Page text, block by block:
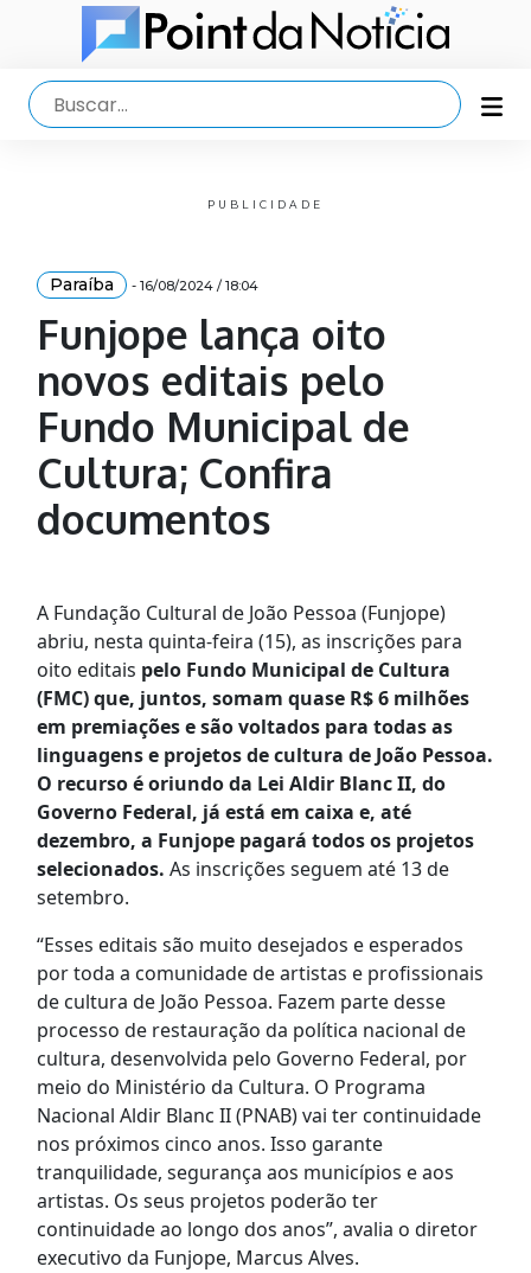
PUBLICIDADE
Paraíba - 16/08/2024 / 18:04
Funjope lança oito
novos editais pelo
Fundo Municipal de
Cultura; Confira
documentos
A Fundação Cultural de João Pessoa (Funjope)
abriu, nesta quinta-feira (15), as inscrições para
oito editais pelo Fundo Municipal de Cultura
(FMC) que, juntos, somam quase R$ 6 milhões
em premiações e são voltados para todas as
linguagens e projetos de cultura de João Pessoa.
O recurso é oriundo da Lei Aldir Blanc II, do
Governo Federal, já está em caixa e, até
dezembro, a Funjope pagará todos os projetos
selecionados. As inscrições seguem até 13 de
setembro.
“Esses editais são muito desejados e esperados
por toda a comunidade de artistas e profissionais
de cultura de João Pessoa. Fazem parte desse
processo de restauração da política nacional de
cultura, desenvolvida pelo Governo Federal, por
meio do Ministério da Cultura. O Programa
Nacional Aldir Blanc II (PNAB) vai ter continuidade
nos próximos cinco anos. Isso garante
tranquilidade, segurança aos municípios e aos
artistas. Os seus projetos poderão ter
continuidade ao longo dos anos”, avalia o diretor
executivo da Funjope, Marcus Alves.